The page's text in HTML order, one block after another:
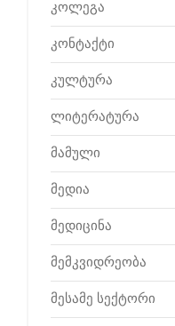
კოლეგა
კონტაქტი
კულტურა
ლიტერატურა
მამული
მედია
მედიცინა
მემკვიდრეობა
მესამე სექტორი